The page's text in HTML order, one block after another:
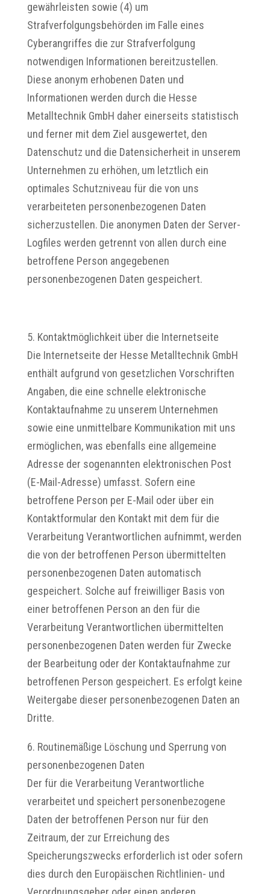
gewährleisten sowie (4) um
Strafverfolgungsbehörden im Falle eines
Cyberangriffes die zur Strafverfolgung
notwendigen Informationen bereitzustellen.
Diese anonym erhobenen Daten und
Informationen werden durch die Hesse
Metalltechnik GmbH daher einerseits statistisch
und ferner mit dem Ziel ausgewertet, den
Datenschutz und die Datensicherheit in unserem
Unternehmen zu erhöhen, um letztlich ein
optimales Schutzniveau für die von uns
verarbeiteten personenbezogenen Daten
sicherzustellen. Die anonymen Daten der Server-
Logfiles werden getrennt von allen durch eine
betroffene Person angegebenen
personenbezogenen Daten gespeichert.
5. Kontaktmöglichkeit über die Internetseite
Die Internetseite der Hesse Metalltechnik GmbH
enthält aufgrund von gesetzlichen Vorschriften
Angaben, die eine schnelle elektronische
Kontaktaufnahme zu unserem Unternehmen
sowie eine unmittelbare Kommunikation mit uns
ermöglichen, was ebenfalls eine allgemeine
Adresse der sogenannten elektronischen Post
(E-Mail-Adresse) umfasst. Sofern eine
betroffene Person per E-Mail oder über ein
Kontaktformular den Kontakt mit dem für die
Verarbeitung Verantwortlichen aufnimmt, werden
die von der betroffenen Person übermittelten
personenbezogenen Daten automatisch
gespeichert. Solche auf freiwilliger Basis von
einer betroffenen Person an den für die
Verarbeitung Verantwortlichen übermittelten
personenbezogenen Daten werden für Zwecke
der Bearbeitung oder der Kontaktaufnahme zur
betroffenen Person gespeichert. Es erfolgt keine
Weitergabe dieser personenbezogenen Daten an
Dritte.
6. Routinemäßige Löschung und Sperrung von
personenbezogenen Daten
Der für die Verarbeitung Verantwortliche
verarbeitet und speichert personenbezogene
Daten der betroffenen Person nur für den
Zeitraum, der zur Erreichung des
Speicherungszwecks erforderlich ist oder sofern
dies durch den Europäischen Richtlinien- und